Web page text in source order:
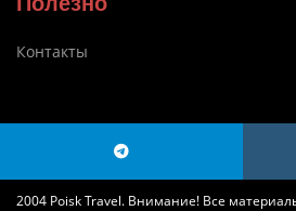
Контакты
2004 Poisk Travel. Внимание! Все